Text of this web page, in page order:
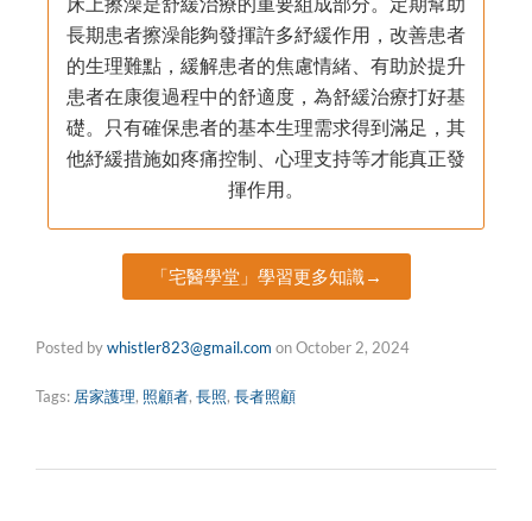
長期患者擦澡能夠發揮許多紓緩作用，改善患者
的生理難點，緩解患者的焦慮情緒、有助於提升
患者在康復過程中的舒適度，為舒緩治療打好基
礎。只有確保患者的基本生理需求得到滿足，其
他紓緩措施如疼痛控制、心理支持等才能真正發
揮作用。
「宅醫學堂」學習更多知識→
Posted bywhistler823@gmail.com onOctober 2, 2024
Tags: 居家護理, 照顧者, 長照, 長者照顧